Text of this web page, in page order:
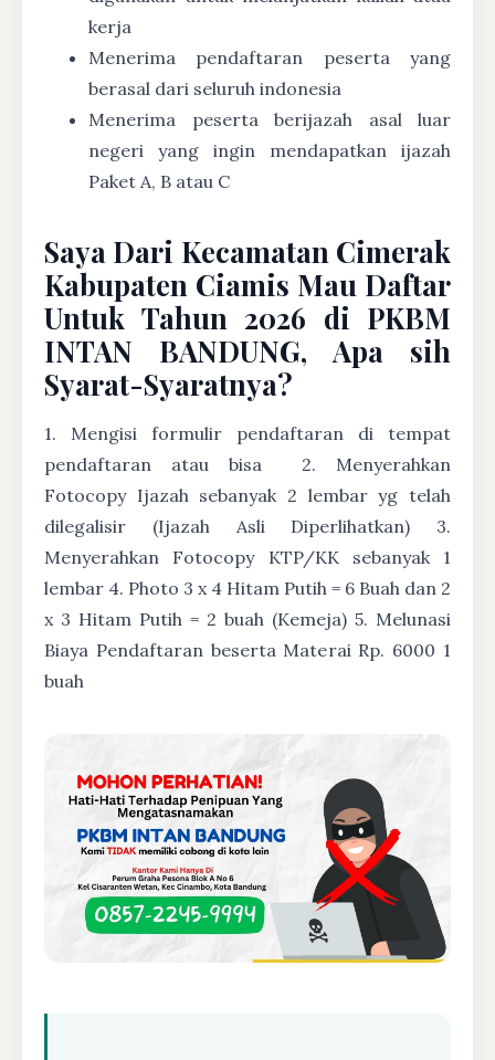
kerja
Menerima pendaftaran peserta yang
berasal dari seluruh indonesia
Menerima peserta berijazah asal luar
negeri yang ingin mendapatkan ijazah
Paket A, B atau C
Saya Dari Kecamatan Cimerak
Kabupaten Ciamis Mau Daftar
Untuk Tahun 2026 di PKBM
INTAN BANDUNG, Apa sih
Syarat-Syaratnya?
1. Mengisi formulir pendaftaran di tempat
pendaftaran atau bisa
2. Menyerahkan
Fotocopy Ijazah sebanyak 2 lembar yg telah
dilegalisir (Ijazah Asli Diperlihatkan) 3.
Menyerahkan Fotocopy KTP/KK sebanyak 1
lembar 4. Photo 3 x 4 Hitam Putih = 6 Buah dan 2
x 3 Hitam Putih = 2 buah (Kemeja) 5. Melunasi
Biaya Pendaftaran beserta Materai Rp. 6000 1
buah